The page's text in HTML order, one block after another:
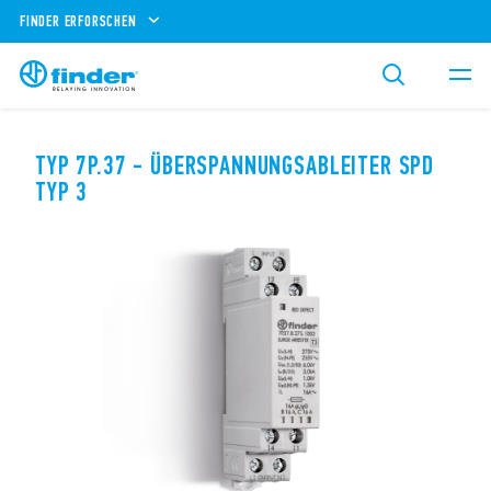
FINDER ERFORSCHEN
TYP 7P.37 - ÜBERSPANNUNGSABLEITER SPD
TYP 3